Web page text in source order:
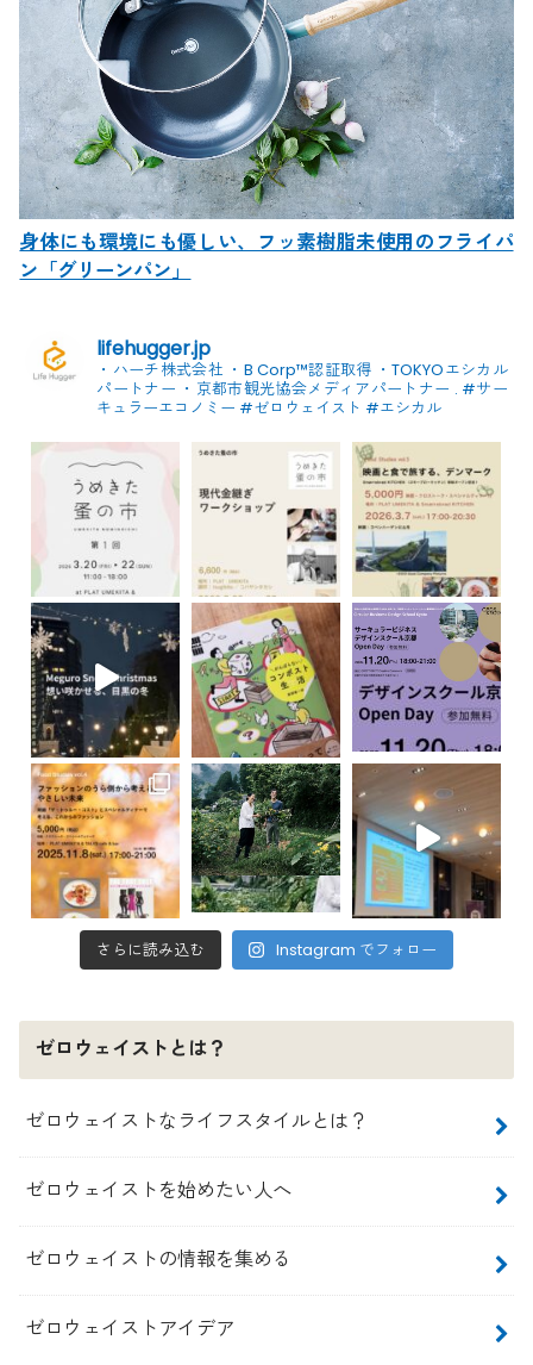
身体にも環境にも優しい、フッ素樹脂未使用のフライパ
ン「グリーンパン」
lifehugger.jp
・ハーチ株式会社 ・B Corp™認証取得 ・TOKYOエシカル
パートナー ・京都市観光協会メディアパートナー . #サー
キュラーエコノミー #ゼロウェイスト #エシカル
さらに読み込む Instagram でフォロー
ゼロウェイストとは？
ゼロウェイストなライフスタイルとは？
ゼロウェイストを始めたい人へ
ゼロウェイストの情報を集める
ゼロウェイストアイデア